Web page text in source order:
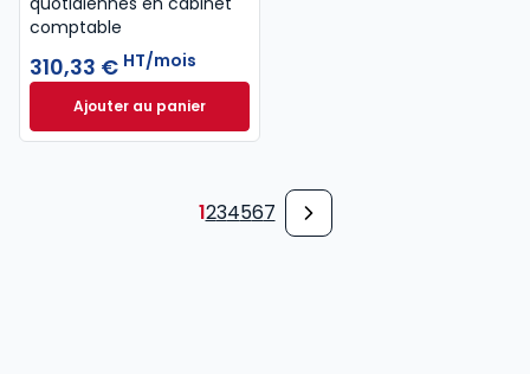
comptable
310,33 € HT/mois
Ajouter au panierINNEO Cabinet comptable - Pack 6 missions à
1234567